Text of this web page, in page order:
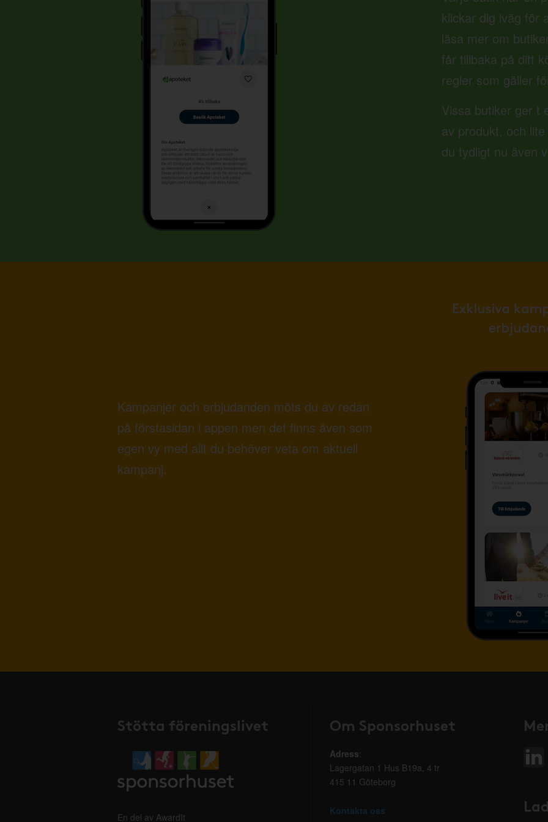
klickar dig iväg för
läsa mer om
får tillbaka på ditt
regler som gäller
Vissa butiker ger t
av produkt, och
du tydligt nu även
Kampanjer och erbjudanden möts du av redan
på förstasidan i appen men det finns även som
egen vy med allt du behöver veta om aktuell
kampanj.
Stötta föreningslivet
En del av AwardIt
Om Sponsorhuset
Adress:
Lagergatan 1 Hus B19a, 4 tr
415 11 Göteborg
Kontakta oss